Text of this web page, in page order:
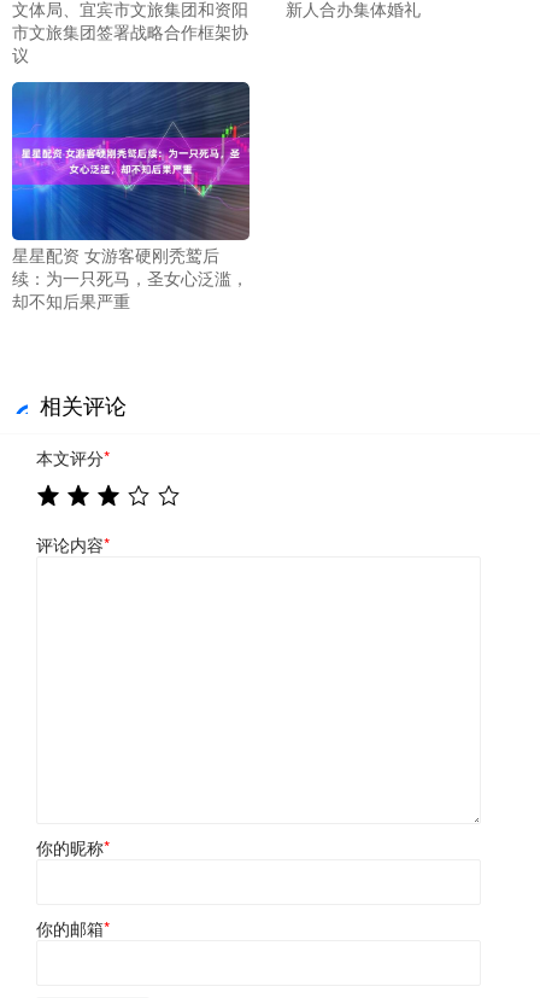
文体局、宜宾市文旅集团和资阳
市文旅集团签署战略合作框架协
议
新人合办集体婚礼
星星配资 女游客硬刚秃鹫后
续：为一只死马，圣女心泛滥，
却不知后果严重
相关评论
本文评分*
评论内容*
你的昵称*
你的邮箱*